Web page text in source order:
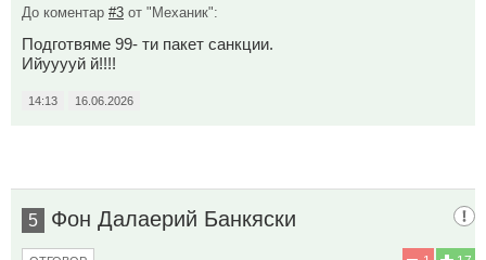
До коментар #3 от "Механик":
Подготвяме 99- ти пакет санкции.
Ийууууй й!!!!
14:13 16.06.2026
5 Фон Далаерий Банкяски